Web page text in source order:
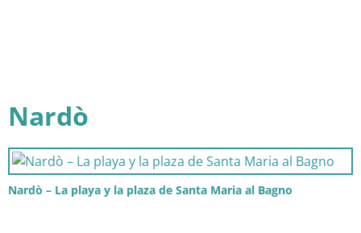
Nardò
Nardò – La playa y la plaza de Santa Maria al Bagno